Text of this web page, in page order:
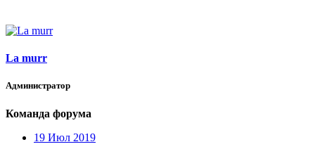
La murr
Администратор
Команда форума
19 Июл 2019